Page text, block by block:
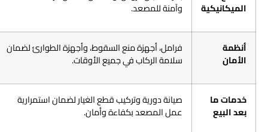
الميكانيكية وآمنة للمصعد.
أنظمة
الأمان
فرامل، أجهزة منع السقوط، وأجهزة الطوارئ لضمان
سلامة الركاب في جميع الأوقات.
خدمات ما
بعد البيع
صيانة دورية وتركيب قطع الغيار لضمان استمرارية
عمل المصعد بكفاءة وأمان.